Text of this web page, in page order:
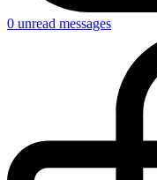
0 unread messages